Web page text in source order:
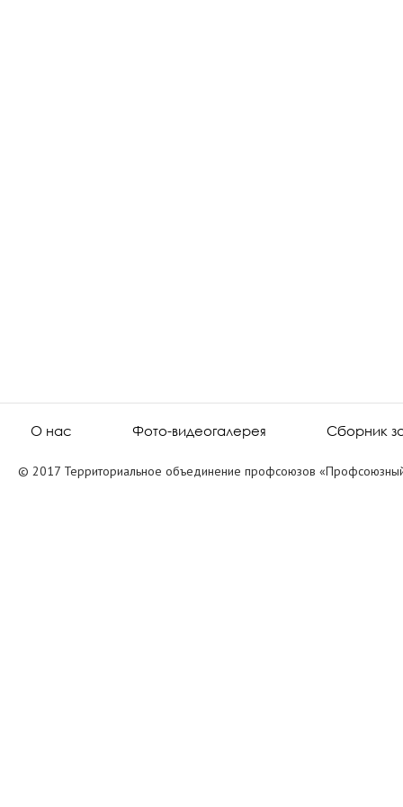
О нас Фото-видеогалерея Сборник
© 2017 Территориальное объединение профсоюзов «Профсоюзный